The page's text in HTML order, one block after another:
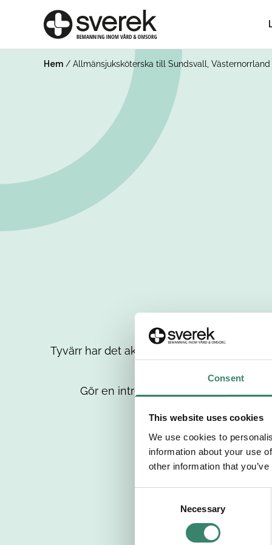
Consent
This website uses cookies
We use cookies to
information about your use
other information that
Necessary
Hem / Allmänsjuksköterska till Sundsvall, Västernorrland
Tyvärr har det aktuella jobbet tagits bort
Gör en intresseanmälan så